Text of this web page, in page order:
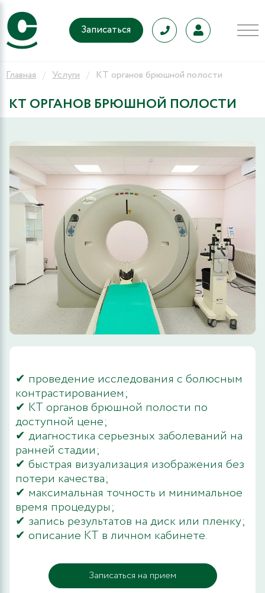
Записаться
Главная Услуги КТ органов брюшной полости
КТ ОРГАНОВ БРЮШНОЙ ПОЛОСТИ
✔ проведение исследования с болюсным
контрастированием;
✔ КТ органов брюшной полости по
доступной цене;
✔ диагностика серьезных заболеваний на
ранней стадии;
✔ быстрая визуализация изображения без
потери качества;
✔ максимальная точность и минимальное
время процедуры;
✔ запись результатов на диск или пленку;
✔ описание КТ в личном кабинете.
Записаться на прием